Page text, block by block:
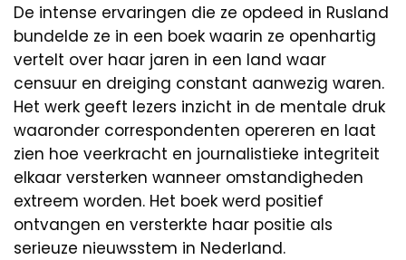
De intense ervaringen die ze opdeed in Rusland
bundelde ze in een boek waarin ze openhartig
vertelt over haar jaren in een land waar
censuur en dreiging constant aanwezig waren.
Het werk geeft lezers inzicht in de mentale druk
waaronder correspondenten opereren en laat
zien hoe veerkracht en journalistieke integriteit
elkaar versterken wanneer omstandigheden
extreem worden. Het boek werd positief
ontvangen en versterkte haar positie als
serieuze nieuwsstem in Nederland.